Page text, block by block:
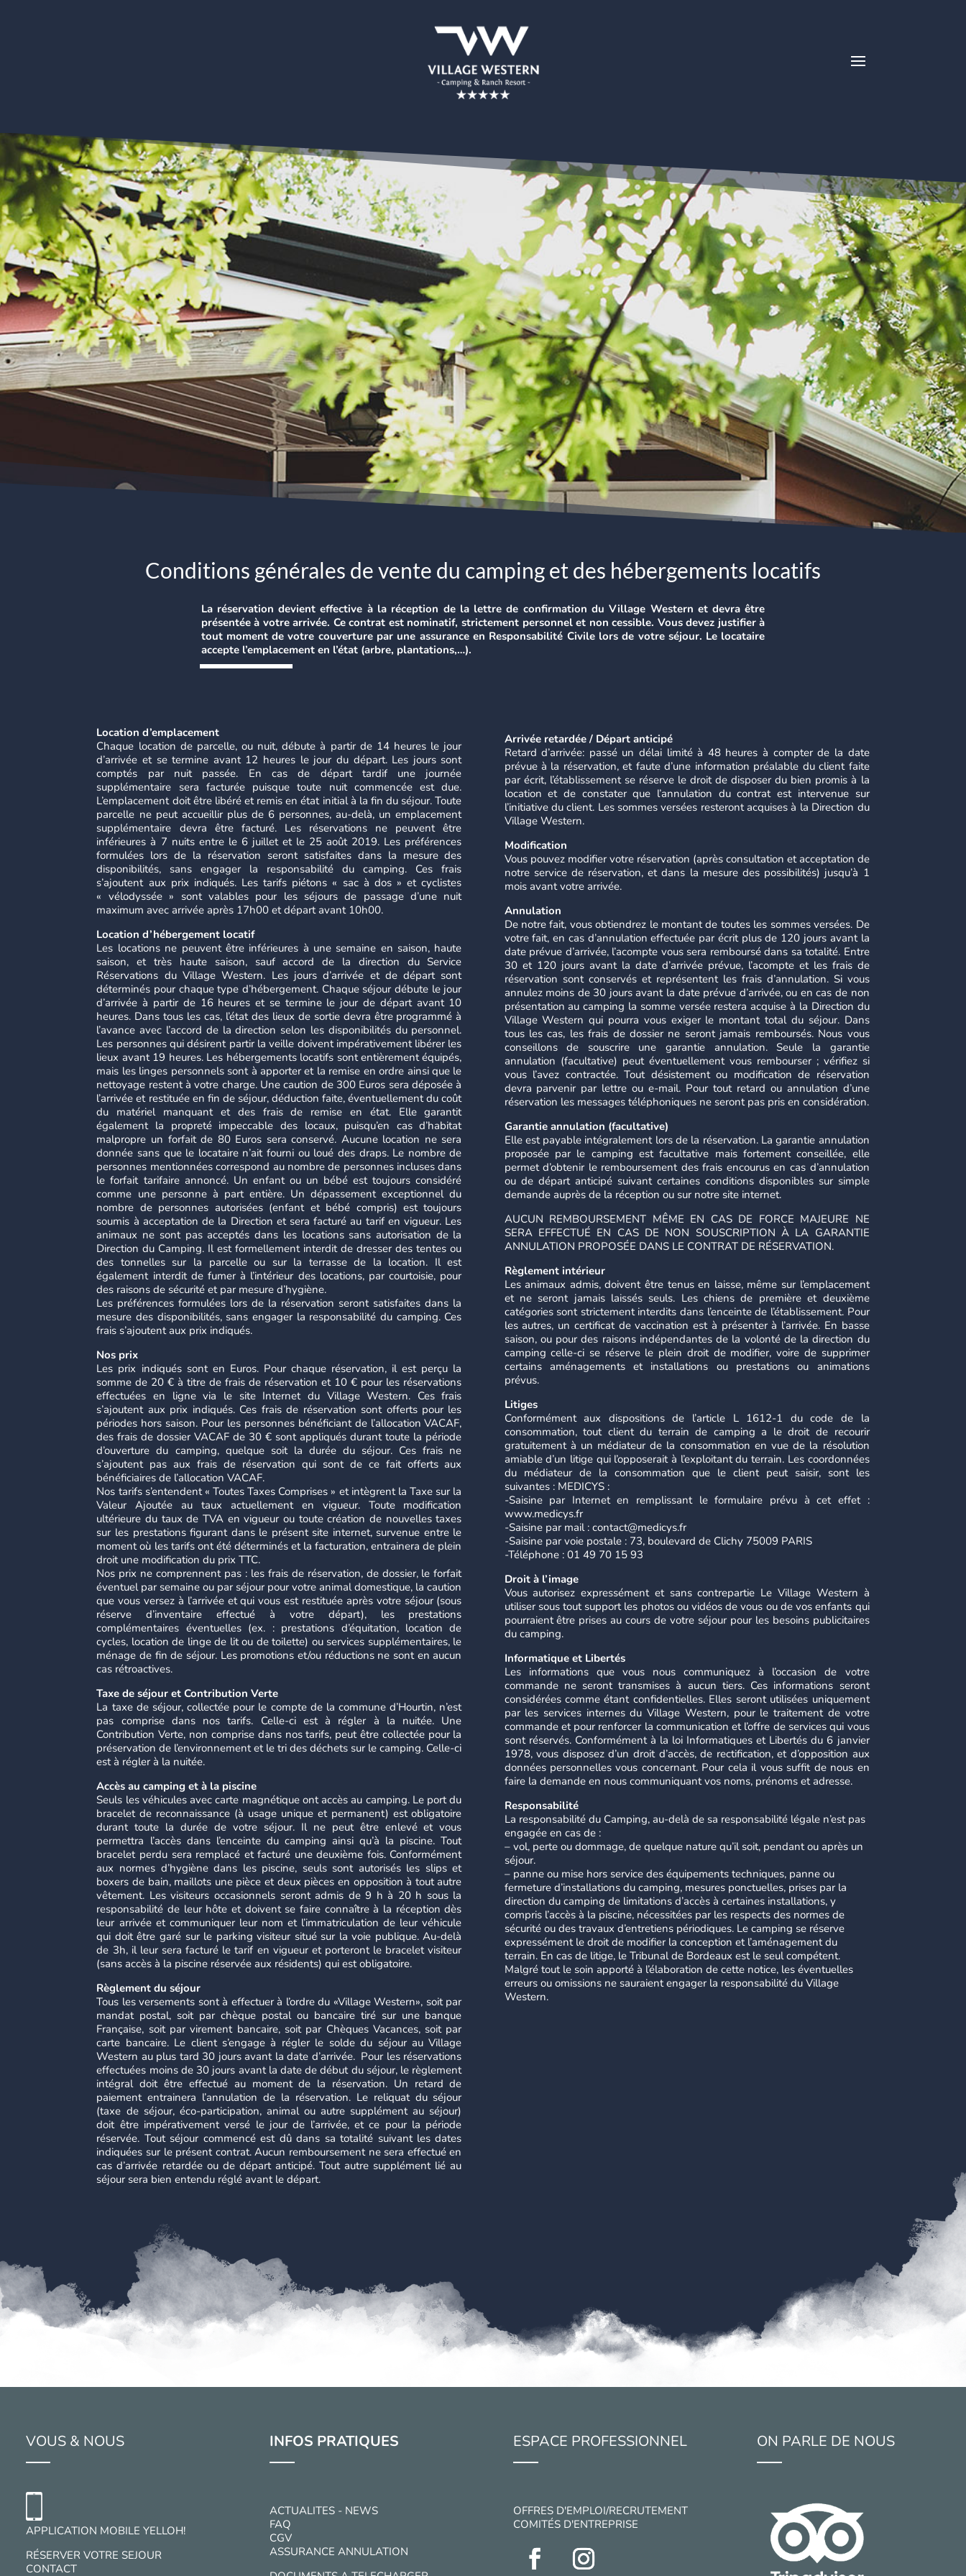
Conditions générales de vente du camping et des hébergements locatifs
La réservation devient effective à la réception de la lettre de confirmation du Village Western et devra être
présentée à votre arrivée. Ce contrat est nominatif, strictement personnel et non cessible. Vous devez justifier à
tout moment de votre couverture par une assurance en Responsabilité Civile lors de votre séjour. Le locataire
accepte l’emplacement en l’état (arbre, plantations,…).
Location d’emplacement
Chaque location de parcelle, ou nuit, débute à partir de 14 heures le jour
d’arrivée et se termine avant 12 heures le jour du départ. Les jours sont
comptés par nuit passée. En cas de départ tardif une journée
supplémentaire sera facturée puisque toute nuit commencée est due.
L’emplacement doit être libéré et remis en état initial à la fin du séjour. Toute
parcelle ne peut accueillir plus de 6 personnes, au-delà, un emplacement
supplémentaire devra être facturé. Les réservations ne peuvent être
inférieures à 7 nuits entre le 6 juillet et le 25 août 2019. Les préférences
formulées lors de la réservation seront satisfaites dans la mesure des
disponibilités, sans engager la responsabilité du camping. Ces frais
s’ajoutent aux prix indiqués. Les tarifs piétons « sac à dos » et cyclistes
« vélodyssée » sont valables pour les séjours de passage d’une nuit
maximum avec arrivée après 17h00 et départ avant 10h00.
Location d’hébergement locatif
Les locations ne peuvent être inférieures à une semaine en saison, haute
saison, et très haute saison, sauf accord de la direction du Service
Réservations du Village Western. Les jours d’arrivée et de départ sont
déterminés pour chaque type d’hébergement. Chaque séjour débute le jour
d’arrivée à partir de 16 heures et se termine le jour de départ avant 10
heures. Dans tous les cas, l’état des lieux de sortie devra être programmé à
l’avance avec l’accord de la direction selon les disponibilités du personnel.
Les personnes qui désirent partir la veille doivent impérativement libérer les
lieux avant 19 heures. Les hébergements locatifs sont entièrement équipés,
mais les linges personnels sont à apporter et la remise en ordre ainsi que le
nettoyage restent à votre charge. Une caution de 300 Euros sera déposée à
l’arrivée et restituée en fin de séjour, déduction faite, éventuellement du coût
du matériel manquant et des frais de remise en état. Elle garantit
également la propreté impeccable des locaux, puisqu’en cas d’habitat
malpropre un forfait de 80 Euros sera conservé. Aucune location ne sera
donnée sans que le locataire n’ait fourni ou loué des draps. Le nombre de
personnes mentionnées correspond au nombre de personnes incluses dans
le forfait tarifaire annoncé. Un enfant ou un bébé est toujours considéré
comme une personne à part entière. Un dépassement exceptionnel du
nombre de personnes autorisées (enfant et bébé compris) est toujours
soumis à acceptation de la Direction et sera facturé au tarif en vigueur. Les
animaux ne sont pas acceptés dans les locations sans autorisation de la
Direction du Camping. Il est formellement interdit de dresser des tentes ou
des tonnelles sur la parcelle ou sur la terrasse de la location. Il est
également interdit de fumer à l’intérieur des locations, par courtoisie, pour
des raisons de sécurité et par mesure d’hygiène.
Les préférences formulées lors de la réservation seront satisfaites dans la
mesure des disponibilités, sans engager la responsabilité du camping. Ces
frais s’ajoutent aux prix indiqués.
Nos prix
Les prix indiqués sont en Euros. Pour chaque réservation, il est perçu la
somme de 20 € à titre de frais de réservation et 10 € pour les réservations
effectuées en ligne via le site Internet du Village Western. Ces frais
s’ajoutent aux prix indiqués. Ces frais de réservation sont offerts pour les
périodes hors saison. Pour les personnes bénéficiant de l’allocation VACAF,
des frais de dossier VACAF de 30 € sont appliqués durant toute la période
d’ouverture du camping, quelque soit la durée du séjour. Ces frais ne
s’ajoutent pas aux frais de réservation qui sont de ce fait offerts aux
bénéficiaires de l’allocation VACAF.
Nos tarifs s’entendent « Toutes Taxes Comprises » et intègrent la Taxe sur la
Valeur Ajoutée au taux actuellement en vigueur. Toute modification
ultérieure du taux de TVA en vigueur ou toute création de nouvelles taxes
sur les prestations figurant dans le présent site internet, survenue entre le
moment où les tarifs ont été déterminés et la facturation, entrainera de plein
droit une modification du prix TTC.
Nos prix ne comprennent pas : les frais de réservation, de dossier, le forfait
éventuel par semaine ou par séjour pour votre animal domestique, la caution
que vous versez à l’arrivée et qui vous est restituée après votre séjour (sous
réserve d’inventaire effectué à votre départ), les prestations
complémentaires éventuelles (ex. : prestations d’équitation, location de
cycles, location de linge de lit ou de toilette) ou services supplémentaires, le
ménage de fin de séjour. Les promotions et/ou réductions ne sont en aucun
cas rétroactives.
Taxe de séjour et Contribution Verte
La taxe de séjour, collectée pour le compte de la commune d’Hourtin, n’est
pas comprise dans nos tarifs. Celle-ci est à régler à la nuitée. Une
Contribution Verte, non comprise dans nos tarifs, peut être collectée pour la
préservation de l’environnement et le tri des déchets sur le camping. Celle-ci
est à régler à la nuitée.
Accès au camping et à la piscine
Seuls les véhicules avec carte magnétique ont accès au camping. Le port du
bracelet de reconnaissance (à usage unique et permanent) est obligatoire
durant toute la durée de votre séjour. Il ne peut être enlevé et vous
permettra l’accès dans l’enceinte du camping ainsi qu’à la piscine. Tout
bracelet perdu sera remplacé et facturé une deuxième fois. Conformément
aux normes d’hygiène dans les piscine, seuls sont autorisés les slips et
boxers de bain, maillots une pièce et deux pièces en opposition à tout autre
vêtement. Les visiteurs occasionnels seront admis de 9 h à 20 h sous la
responsabilité de leur hôte et doivent se faire connaître à la réception dès
leur arrivée et communiquer leur nom et l’immatriculation de leur véhicule
qui doit être garé sur le parking visiteur situé sur la voie publique. Au-delà
de 3h, il leur sera facturé le tarif en vigueur et porteront le bracelet visiteur
(sans accès à la piscine réservée aux résidents) qui est obligatoire.
Règlement du séjour
Tous les versements sont à effectuer à l’ordre du «Village Western», soit par
mandat postal, soit par chèque postal ou bancaire tiré sur une banque
Française, soit par virement bancaire, soit par Chèques Vacances, soit par
carte bancaire. Le client s’engage à régler le solde du séjour au Village
Western au plus tard 30 jours avant la date d’arrivée. Pour les réservations
effectuées moins de 30 jours avant la date de début du séjour, le règlement
intégral doit être effectué au moment de la réservation. Un retard de
paiement entrainera l’annulation de la réservation. Le reliquat du séjour
(taxe de séjour, éco-participation, animal ou autre supplément au séjour)
doit être impérativement versé le jour de l’arrivée, et ce pour la période
réservée. Tout séjour commencé est dû dans sa totalité suivant les dates
indiquées sur le présent contrat. Aucun remboursement ne sera effectué en
cas d’arrivée retardée ou de départ anticipé. Tout autre supplément lié au
séjour sera bien entendu réglé avant le départ.
Arrivée retardée / Départ anticipé
Retard d’arrivée: passé un délai limité à 48 heures à compter de la date
prévue à la réservation, et faute d’une information préalable du client faite
par écrit, l’établissement se réserve le droit de disposer du bien promis à la
location et de constater que l’annulation du contrat est intervenue sur
l’initiative du client. Les sommes versées resteront acquises à la Direction du
Village Western.
Modification
Vous pouvez modifier votre réservation (après consultation et acceptation de
notre service de réservation, et dans la mesure des possibilités) jusqu’à 1
mois avant votre arrivée.
Annulation
De notre fait, vous obtiendrez le montant de toutes les sommes versées. De
votre fait, en cas d’annulation effectuée par écrit plus de 120 jours avant la
date prévue d’arrivée, l’acompte vous sera remboursé dans sa totalité. Entre
30 et 120 jours avant la date d’arrivée prévue, l’acompte et les frais de
réservation sont conservés et représentent les frais d’annulation. Si vous
annulez moins de 30 jours avant la date prévue d’arrivée, ou en cas de non
présentation au camping la somme versée restera acquise à la Direction du
Village Western qui pourra vous exiger le montant total du séjour. Dans
tous les cas, les frais de dossier ne seront jamais remboursés. Nous vous
conseillons de souscrire une garantie annulation. Seule la garantie
annulation (facultative) peut éventuellement vous rembourser ; vérifiez si
vous l’avez contractée. Tout désistement ou modification de réservation
devra parvenir par lettre ou e-mail. Pour tout retard ou annulation d’une
réservation les messages téléphoniques ne seront pas pris en considération.
Garantie annulation (facultative)
Elle est payable intégralement lors de la réservation. La garantie annulation
proposée par le camping est facultative mais fortement conseillée, elle
permet d’obtenir le remboursement des frais encourus en cas d’annulation
ou de départ anticipé suivant certaines conditions disponibles sur simple
demande auprès de la réception ou sur notre site internet.
AUCUN REMBOURSEMENT MÊME EN CAS DE FORCE MAJEURE NE
SERA EFFECTUÉ EN CAS DE NON SOUSCRIPTION À LA GARANTIE
ANNULATION PROPOSÉE DANS LE CONTRAT DE RÉSERVATION.
Règlement intérieur
Les animaux admis, doivent être tenus en laisse, même sur l’emplacement
et ne seront jamais laissés seuls. Les chiens de première et deuxième
catégories sont strictement interdits dans l’enceinte de l’établissement. Pour
les autres, un certificat de vaccination est à présenter à l’arrivée. En basse
saison, ou pour des raisons indépendantes de la volonté de la direction du
camping celle-ci se réserve le plein droit de modifier, voire de supprimer
certains aménagements et installations ou prestations ou animations
prévus.
Litiges
Conformément aux dispositions de l’article L 1612-1 du code de la
consommation, tout client du terrain de camping a le droit de recourir
gratuitement à un médiateur de la consommation en vue de la résolution
amiable d’un litige qui l’opposerait à l’exploitant du terrain. Les coordonnées
du médiateur de la consommation que le client peut saisir, sont les
suivantes : MEDICYS :
-Saisine par Internet en remplissant le formulaire prévu à cet effet :
www.medicys.fr
-Saisine par mail : contact@medicys.fr
-Saisine par voie postale : 73, boulevard de Clichy 75009 PARIS
-Téléphone : 01 49 70 15 93
Droit à l’image
Vous autorisez expressément et sans contrepartie Le Village Western à
utiliser sous tout support les photos ou vidéos de vous ou de vos enfants qui
pourraient être prises au cours de votre séjour pour les besoins publicitaires
du camping.
Informatique et Libertés
Les informations que vous nous communiquez à l’occasion de votre
commande ne seront transmises à aucun tiers. Ces informations seront
considérées comme étant confidentielles. Elles seront utilisées uniquement
par les services internes du Village Western, pour le traitement de votre
commande et pour renforcer la communication et l’offre de services qui vous
sont réservés. Conformément à la loi Informatiques et Libertés du 6 janvier
1978, vous disposez d’un droit d’accès, de rectification, et d’opposition aux
données personnelles vous concernant. Pour cela il vous suffit de nous en
faire la demande en nous communiquant vos noms, prénoms et adresse.
Responsabilité
La responsabilité du Camping, au-delà de sa responsabilité légale n’est pas
engagée en cas de :
– vol, perte ou dommage, de quelque nature qu’il soit, pendant ou après un
séjour.
– panne ou mise hors service des équipements techniques, panne ou
fermeture d’installations du camping, mesures ponctuelles, prises par la
direction du camping de limitations d’accès à certaines installations, y
compris l’accès à la piscine, nécessitées par les respects des normes de
sécurité ou des travaux d’entretiens périodiques. Le camping se réserve
expressément le droit de modifier la conception et l’aménagement du
terrain. En cas de litige, le Tribunal de Bordeaux est le seul compétent.
Malgré tout le soin apporté à l’élaboration de cette notice, les éventuelles
erreurs ou omissions ne sauraient engager la responsabilité du Village
Western.
VOUS & NOUS
APPLICATION MOBILE YELLOH!
RÉSERVER VOTRE SEJOUR
CONTACT
INFOS PRATIQUES
ACTUALITES - NEWS
FAQ
CGV
ASSURANCE ANNULATION
ESPACE PROFESSIONNEL
OFFRES D'EMPLOI/RECRUTEMENT
COMITÉS D'ENTREPRISE
ON PARLE DE NOUS